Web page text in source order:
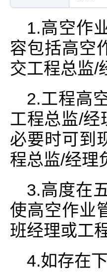
1.高空作
容包括高空
交工程总监/
2.工程高
工程总监/经
必要时可到
程总监/经理
3.高度在
使高空作业
班经理或工
4.如存在